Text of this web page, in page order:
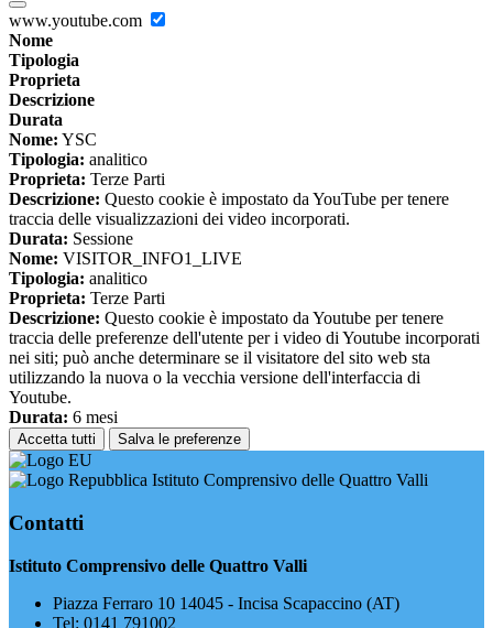
www.youtube.com
Nome
Tipologia
Proprieta
Descrizione
Durata
Nome: YSC
Tipologia: analitico
Proprieta: Terze Parti
Descrizione: Questo cookie è impostato da YouTube per tenere
traccia delle visualizzazioni dei video incorporati.
Durata: Sessione
Nome: VISITOR_INFO1_LIVE
Tipologia: analitico
Proprieta: Terze Parti
Descrizione: Questo cookie è impostato da Youtube per tenere
traccia delle preferenze dell'utente per i video di Youtube incorporati
nei siti; può anche determinare se il visitatore del sito web sta
utilizzando la nuova o la vecchia versione dell'interfaccia di
Youtube.
Durata: 6 mesi
Accetta tutti Salva le preferenze
Istituto Comprensivo delle Quattro Valli
Contatti
Istituto Comprensivo delle Quattro Valli
Piazza Ferraro 10 14045 - Incisa Scapaccino (AT)
Tel: 0141 791002